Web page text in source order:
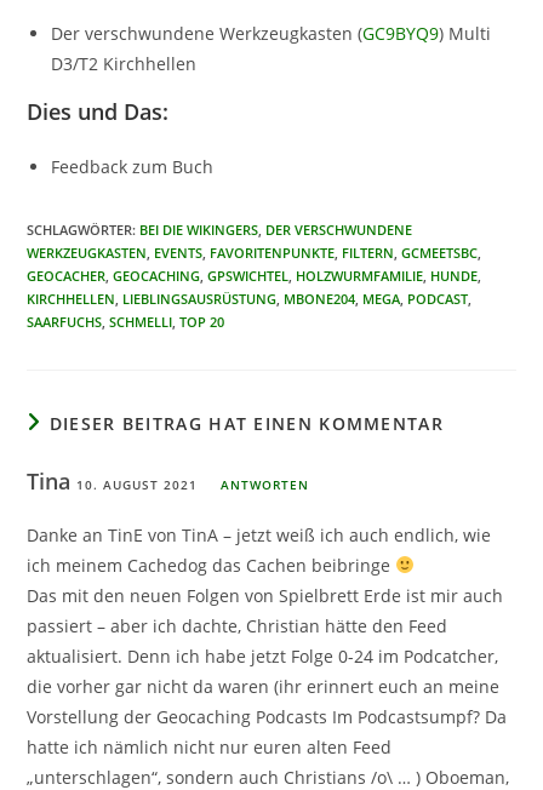
Der verschwundene Werkzeugkasten (GC9BYQ9) Multi
D3/T2 Kirchhellen
Dies und Das:
Feedback zum Buch
SCHLAGWÖRTER: BEI DIE WIKINGERS, DER VERSCHWUNDENE
WERKZEUGKASTEN, EVENTS, FAVORITENPUNKTE, FILTERN, GCMEETSBC,
GEOCACHER, GEOCACHING, GPSWICHTEL, HOLZWURMFAMILIE, HUNDE,
KIRCHHELLEN, LIEBLINGSAUSRÜSTUNG, MBONE204, MEGA, PODCAST,
SAARFUCHS, SCHMELLI, TOP 20
DIESER BEITRAG HAT EINEN KOMMENTAR
Tina 10. AUGUST 2021 ANTWORTEN
Danke an TinE von TinA – jetzt weiß ich auch endlich, wie
ich meinem Cachedog das Cachen beibringe
Das mit den neuen Folgen von Spielbrett Erde ist mir auch
passiert – aber ich dachte, Christian hätte den Feed
aktualisiert. Denn ich habe jetzt Folge 0-24 im Podcatcher,
die vorher gar nicht da waren (ihr erinnert euch an meine
Vorstellung der Geocaching Podcasts Im Podcastsumpf? Da
hatte ich nämlich nicht nur euren alten Feed
„unterschlagen“, sondern auch Christians /o\ … ) Oboeman,